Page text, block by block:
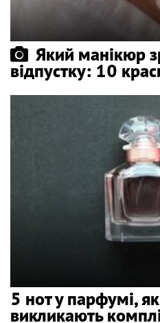
Який манікюр
відпустку: 10
5 нот у парфумі,
викликають